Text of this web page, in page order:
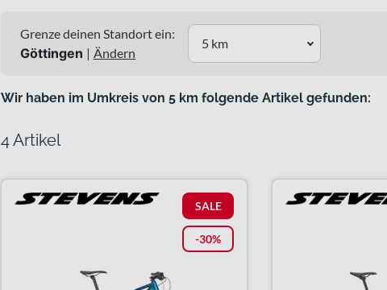
Grenze deinen Standort ein:
Göttingen | Ändern
5 km
Wir haben im Umkreis von 5 km folgende Artikel gefunden:
4 Artikel
SALE
-30%